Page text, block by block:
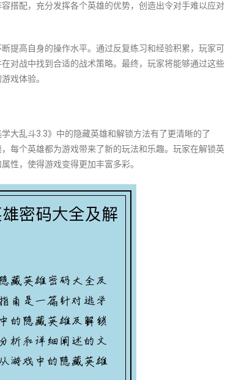
搭配，充分发挥各个英雄的优势，创造出令对手难以应对
提高自身的操作水平。通过反复练习和经验积累，玩家可
对战中找到合适的战术策略。最终，玩家将能够通过这些
戏体验。
大乱斗3.3》中的隐藏英雄和解锁方法有了更清晰的了
每个英雄都为游戏带来了新的玩法和乐趣。玩家在解锁英
性，使得游戏变得更加丰富多彩。